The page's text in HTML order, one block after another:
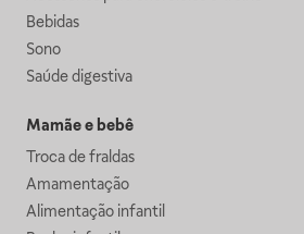
Bebidas
Sono
Saúde digestiva
Mamãe e bebê
Troca de fraldas
Amamentação
Alimentação infantil